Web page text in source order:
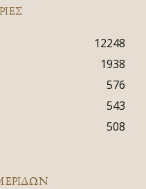
12248
1938
576
543
508